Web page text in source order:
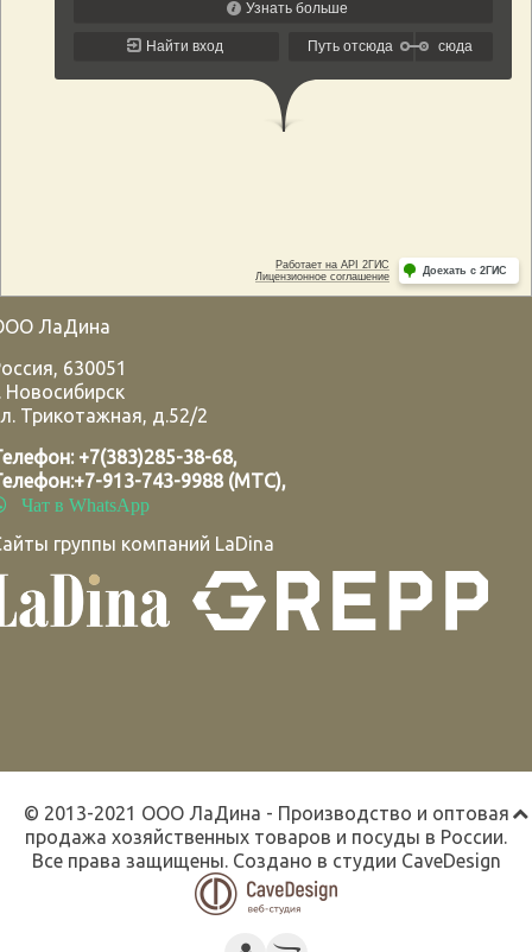
ЛаДина
, 630051
Новосибирск
Трикотажная, д.52/2
+7(383)285-38-68,
+7-913-743-9988 (МТС),
Чат в WhatsApp
группы компаний LaDina
© 2013-2021 ООО ЛаДина - Производство и оптовая
продажа хозяйственных товаров и посуды в России.
Все права защищены. Создано в студии CaveDesign